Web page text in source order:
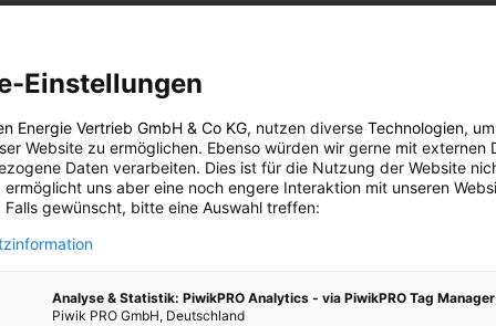
diesem sehr persönlichen Problem, gibt es noch einige andere,
beseitigen kann. Hier ein paar Fakten worauf Du beim
Niedriglöhne, mangelnde
Farbstoffe, Chemikalien und Pestizide werden über die Haut
Chemikalen (Farbstoffe, Bleichmittel, etc.) werden oft
Einstellungen
Energie Vertrieb GmbH & Co KG, nutzen diverse Technologien,
Website zu ermöglichen. Ebenso würden wir gerne mit externen
Daten verarbeiten. Dies ist für die Nutzung der Website
ermöglicht uns aber eine noch engere Interaktion mit unseren
Falls gewünscht, bitte eine Auswahl treffen:
Analyse & Statistik: PiwikPRO Analytics - via PiwikPRO Tag Manager
Piwik PRO GmbH, Deutschland